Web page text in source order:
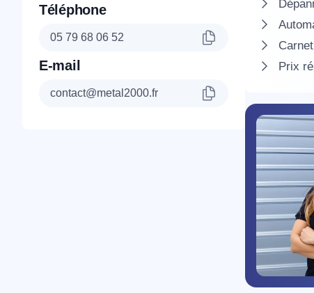
Téléphone
05 79 68 06 52
E-mail
contact@metal2000.fr
Prix